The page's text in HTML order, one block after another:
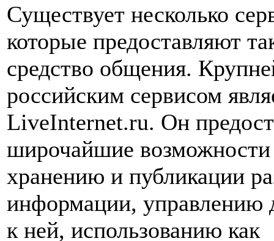
Существует несколько
которые предоставляют
средство общения.
российским сервисом
LiveInternet.ru. Он
широчайшие
хранению и публикации
информации, управлению
к ней, использованию как